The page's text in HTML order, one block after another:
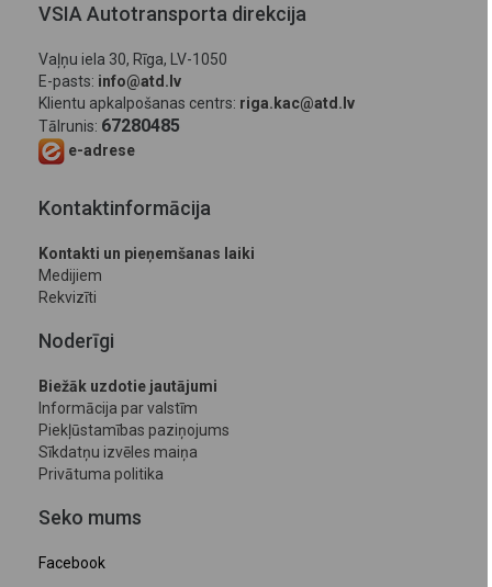
VSIA Autotransporta direkcija
Vaļņu iela 30, Rīga, LV-1050
E-pasts: info@atd.lv
Klientu apkalpošanas centrs: riga.kac@atd.lv
Tālrunis: 67280485
e-adrese
Kontaktinformācija
Kontakti un pieņemšanas laiki
Medijiem
Rekvizīti
Noderīgi
Biežāk uzdotie jautājumi
Informācija par valstīm
Piekļūstamības paziņojums
Sīkdatņu izvēles maiņa
Privātuma politika
Seko mums
Facebook